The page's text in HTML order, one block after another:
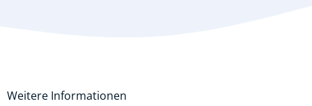
Weitere Informationen